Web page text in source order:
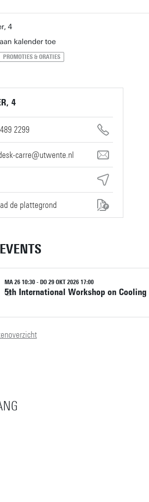
4
kalender toe
PROMOTIES & ORATIES
4
2299
carre@utwente.nl
de plattegrond
MA 26 10:30 - DO 29 OKT 2026 17:00
5th International Workshop on